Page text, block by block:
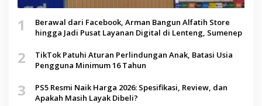
1
Berawal dari Facebook, Arman Bangun Alfatih Store
hingga Jadi Pusat Layanan Digital di Lenteng, Sumenep
2
TikTok Patuhi Aturan Perlindungan Anak, Batasi Usia
Pengguna Minimum 16 Tahun
3
PS5 Resmi Naik Harga 2026: Spesifikasi, Review, dan
Apakah Masih Layak Dibeli?